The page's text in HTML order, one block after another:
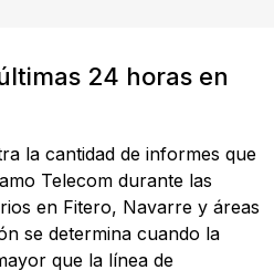
24 horas en
la cantidad de informes que
Telecom durante las
en Fitero, Navarre y áreas
se determina cuando la
que la línea de